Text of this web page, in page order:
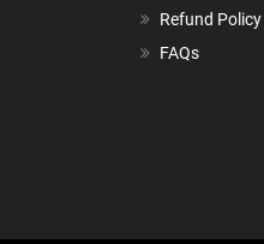
Refund Policy
FAQs